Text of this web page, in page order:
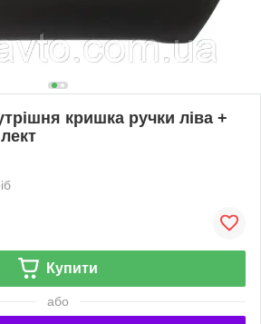
кришка ручки ліва +
Купити
або